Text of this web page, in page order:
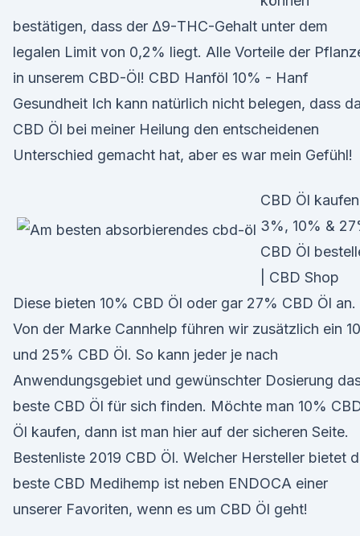
bestätigen, dass der Δ9-THC-Gehalt unter dem
legalen Limit von 0,2% liegt. Alle Vorteile der
in unserem CBD-Öl! CBD Hanföl 10% - Hanf
Gesundheit Ich kann natürlich nicht belegen, dass
CBD Öl bei meiner Heilung den entscheidenen
Unterschied gemacht hat, aber es war mein Gefühl!
CBD Öl
3%, 10% &
CBD Öl
| CBD Shop
Diese bieten 10% CBD Öl oder gar 27% CBD Öl an.
Von der Marke Cannhelp führen wir zusätzlich ein
und 25% CBD Öl. So kann jeder je nach
Anwendungsgebiet und gewünschter Dosierung
beste CBD Öl für sich finden. Möchte man 10%
Öl kaufen, dann ist man hier auf der sicheren Seite.
Bestenliste 2019 CBD Öl. Welcher Hersteller bietet
beste CBD Medihemp ist neben ENDOCA einer
unserer Favoriten, wenn es um CBD Öl geht!